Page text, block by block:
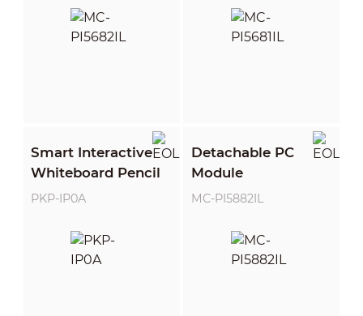
Smart Interactive
Whiteboard Pencil
PKP-IP0A
Detachable PC
Module
MC-PI5882IL